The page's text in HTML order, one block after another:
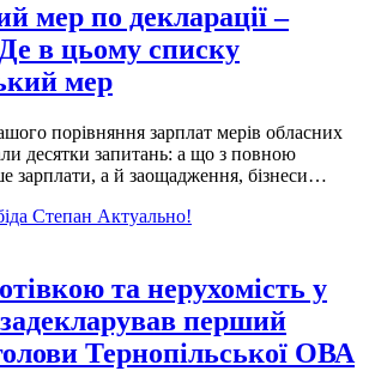
мер по декларації –
в цьому списку
мер
порівняння зарплат мерів обласних
десятки запитань: а що з повною
зарплати, а й заощадження, бізнеси…
Актуально!
та нерухомість у
перший
Тернопільської ОВА